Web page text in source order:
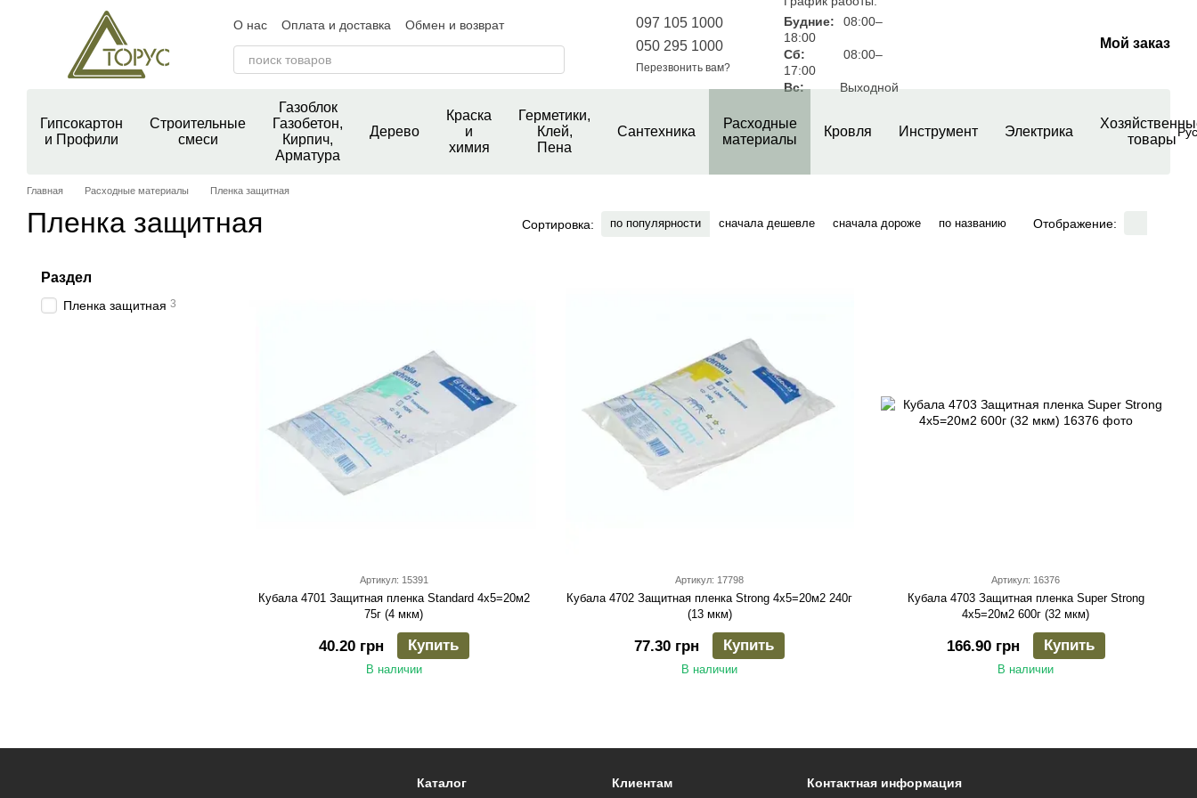
Перейти к основному контенту
О нас Оплата и доставка
Обмен и возврат
Контактная информация
Пользовательское соглашение
097 105 1000
050 295 1000
Перезвонить вам?
Будние:
08:00–
18:00
Сб:
08:00–
17:00
Вс:
Выходной
Мой заказ
Гипсокартон
и Профили
Строительные
смеси
Газоблок
Газобетон,
Кирпич,
Арматура
Дерево
Краска
и
химия
Герметики,
Клей,
Пена
Сантехника
Расходные
материалы
Кровля Инструмент Электрика
товарыРус
Главная Расходные материалы Пленка защитная
Пленка защитная Сортировка: по популярности сначала дешевле сначала дороже по названию Отображение:
Артикул: 15391
Кубала 4701 Защитная пленка Standard 4х5=20м2
75г (4 мкм)
40.20 грн Купить
В наличии
Артикул: 17798
Кубала 4702 Защитная пленка Strong 4х5=20м2 240г
(13 мкм)
77.30 грн Купить
В наличии
Артикул: 16376
Кубала 4703 Защитная пленка Super Strong
4х5=20м2 600г (32 мкм)
166.90 грн Купить
В наличии
Раздел
Пленка защитная 3
Каталог Клиентам Контактная информация